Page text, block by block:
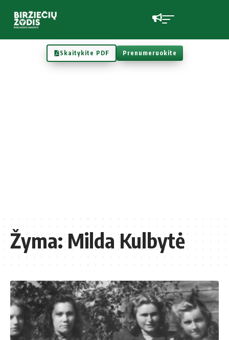
Skaitykite PDF Prenumeruokite
Žyma:Milda Kulbytė